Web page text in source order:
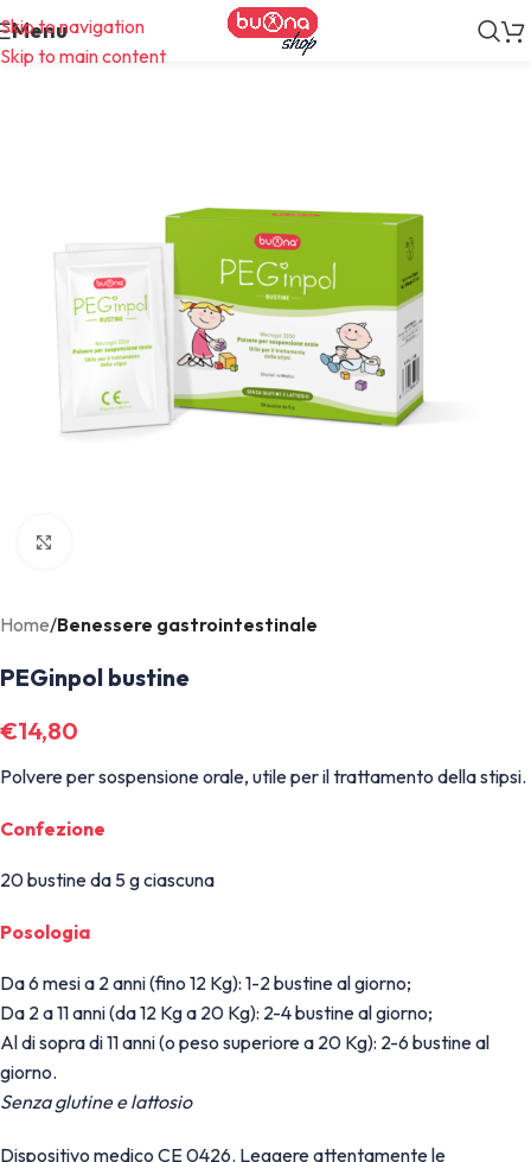
Skip to navigation
Skip to main content
Menu
Home Benessere gastrointestinale
PEGinpol bustine
€14,80
Polvere per sospensione orale, utile per il trattamento della stipsi.
Confezione
20 bustine da 5 g ciascuna
Posologia
Da 6 mesi a 2 anni (fino 12 Kg): 1-2 bustine al giorno;
Da 2 a 11 anni (da 12 Kg a 20 Kg): 2-4 bustine al giorno;
Al di sopra di 11 anni (o peso superiore a 20 Kg): 2-6 bustine al
giorno.
Senza glutine e lattosio
Dispositivo medico CE 0426. Leggere attentamente le